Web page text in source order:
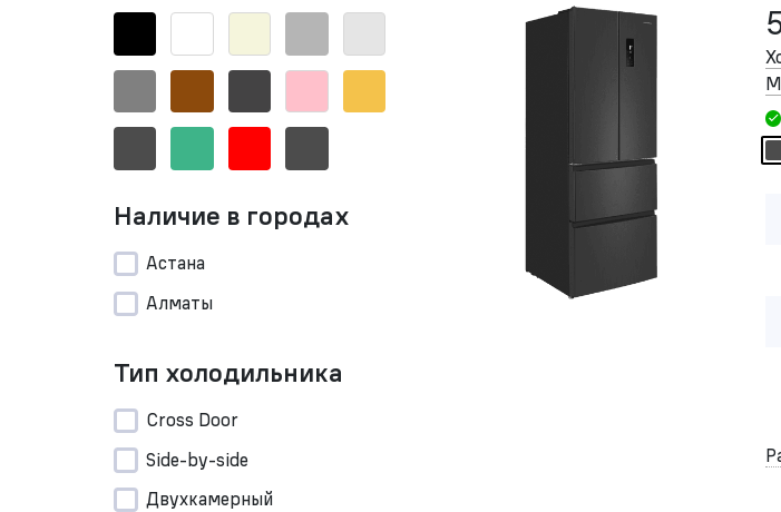
Наличие в городах
Астана
Алматы
Тип холодильника
Cross Door
Side-by-side
Двухкамерный